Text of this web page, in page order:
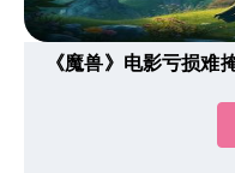
《魔兽》电影亏损难